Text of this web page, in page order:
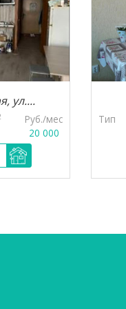
ул....
Руб./мес
20 000
Тип